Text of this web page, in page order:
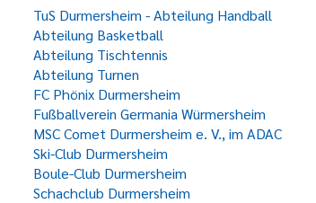
TuS Durmersheim - Abteilung Handball
Abteilung Basketball
Abteilung Tischtennis
Abteilung Turnen
FC Phönix Durmersheim
Fußballverein Germania Würmersheim
MSC Comet Durmersheim e. V., im ADAC
Ski-Club Durmersheim
Boule-Club Durmersheim
Schachclub Durmersheim